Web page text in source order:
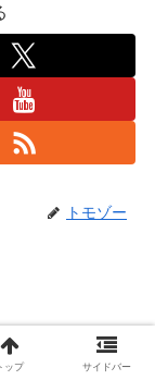
トモゾー
ンラン①
。今回は、１１月
ップ サイドバー